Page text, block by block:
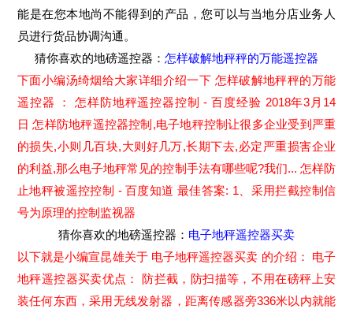
能是在您本地尚不能得到的产品，您可以与当地分店业务人
员进行货品协调沟通。
猜你喜欢的地磅遥控器： 怎样破解地秤秤的万能遥控器
下面小编汤绮烟给大家详细介绍一下 怎样破解地秤秤的万能
遥控器 ： 怎样防地秤遥控器控制 - 百度经验 2018年3月14
日 怎样防地秤遥控器控制,电子地秤控制让很多企业受到严重
的损失,小则几百块,大则好几万,长期下去,必定严重损害企业
的利益,那么电子地秤常见的控制手法有哪些呢?我们... 怎样防
止地秤被遥控控制 - 百度知道 最佳答案: 1、采用拦截控制信
号为原理的控制监视器
猜你喜欢的地磅遥控器： 电子地秤遥控器买卖
以下就是小编宣昆雄关于 电子地秤遥控器买卖 的介绍： 电子
地秤遥控器买卖优点： 防拦截，防扫描等，不用在磅秤上安
装任何东西，采用无线发射器，距离传感器旁336米以内就能